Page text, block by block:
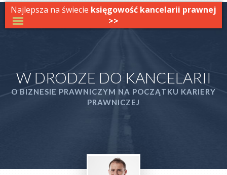
Najlepsza na świecie księgowość kancelarii prawnej
>>
W DRODZE DO KANCELARII
O BIZNESIE PRAWNICZYM NA POCZĄTKU KARIERY
PRAWNICZEJ